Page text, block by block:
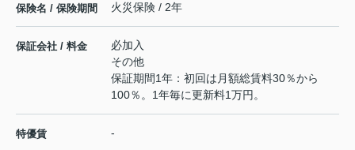
保険名 / 保険期間 火災保険 / 2年
保証会社 / 料金
必加入
その他
保証期間1年：初回は月額総賃料30％から
100％。1年毎に更新料1万円。
特優賃 -